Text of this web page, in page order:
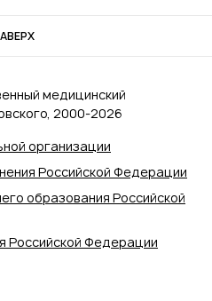
организации
Российской Федерации
образования Российской
Российской Федерации
медицинский
2000‑2026